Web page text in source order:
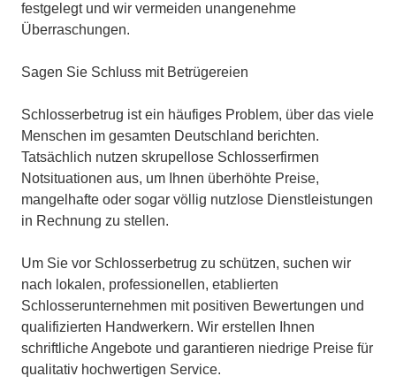
festgelegt und wir vermeiden unangenehme
Überraschungen.
Sagen Sie Schluss mit Betrügereien
Schlosserbetrug ist ein häufiges Problem, über das viele
Menschen im gesamten Deutschland berichten.
Tatsächlich nutzen skrupellose Schlosserfirmen
Notsituationen aus, um Ihnen überhöhte Preise,
mangelhafte oder sogar völlig nutzlose Dienstleistungen
in Rechnung zu stellen.
Um Sie vor Schlosserbetrug zu schützen, suchen wir
nach lokalen, professionellen, etablierten
Schlosserunternehmen mit positiven Bewertungen und
qualifizierten Handwerkern. Wir erstellen Ihnen
schriftliche Angebote und garantieren niedrige Preise für
qualitativ hochwertigen Service.